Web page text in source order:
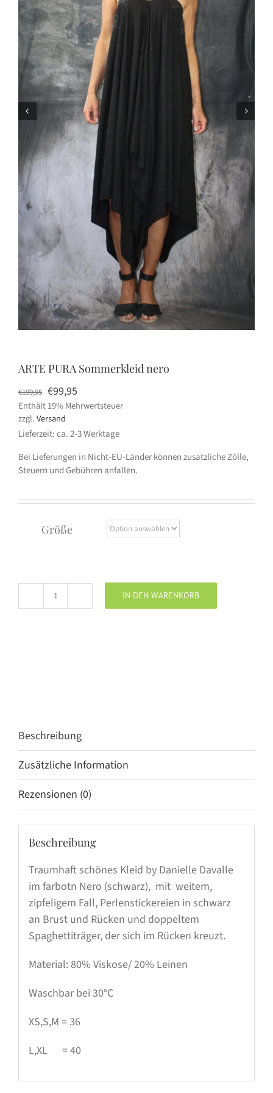
ARTE PURA Sommerkleid nero
€199,95 Ursprünglicher
Preis
war:
€199,95
€99,95
Preis
€99,95.
Enthält 19% Mehrwertsteuer
zzgl.Versand
Lieferzeit: ca. 2-3 Werktage
Bei Lieferungen in Nicht-EU-Länder können zusätzliche Zölle,
Steuern und Gebühren anfallen.
Größe
ARTE
IN DEN WARENKORB
Beschreibung
Zusätzliche Information
Rezensionen (0)
Beschreibung
Traumhaft schönes Kleid by Danielle Davalle
im farbotn Nero (schwarz), mit weitem,
zipfeligem Fall, Perlenstickereien in schwarz
an Brust und Rücken und doppeltem
Spaghettiträger, der sich im Rücken kreuzt.
Material: 80% Viskose/ 20% Leinen
Waschbar bei 30°C
XS,S,M = 36
L,XL = 40